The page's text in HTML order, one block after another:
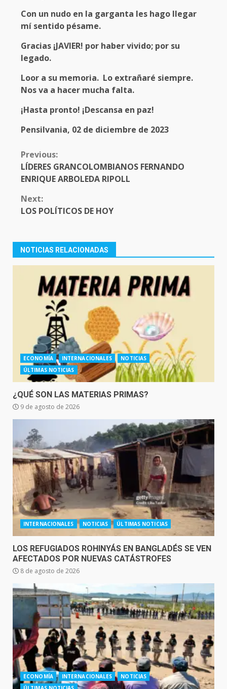
Con un nudo en la garganta les hago llegar
mí sentido pésame.
Gracias ¡JAVIER! por haber vivido; por su
legado.
Loor a su memoria. Lo extrañaré siempre.
Nos va a hacer mucha falta.
¡Hasta pronto! ¡Descansa en paz!
Pensilvania, 02 de diciembre de 2023
CONTINUE
READING
Previous:
LÍDERES GRANCOLOMBIANOS FERNANDO
ENRIQUE ARBOLEDA RIPOLL
Next:
LOS POLÍTICOS DE HOY
NOTICIAS RELACIONADAS
ECONOMÍA INTERNACIONALES
NOTICIAS
ÚLTIMAS NOTICIAS
¿QUÉ SON LAS MATERIAS PRIMAS?
9 de agosto de 2026
INTERNACIONALES NOTICIAS ÚLTIMAS NOTICIAS
LOS REFUGIADOS ROHINYÁS EN BANGLADÉS SE VEN
AFECTADOS POR NUEVAS CATÁSTROFES
8 de agosto de 2026
ECONOMÍA INTERNACIONALES
NOTICIAS